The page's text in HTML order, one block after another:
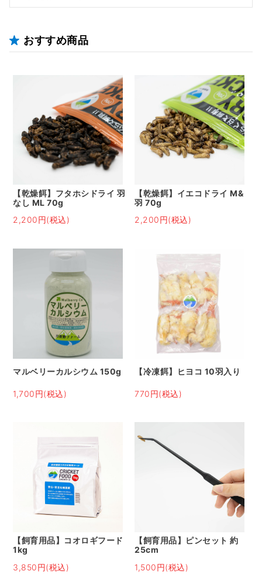
おすすめ商品
【乾燥餌】フタホシドライ 羽
なし ML 70g
2,200円(税込)
【乾燥餌】イエコドライ M&
羽 70g
2,200円(税込)
マルベリーカルシウム 150g
1,700円(税込)
【冷凍餌】ヒヨコ 10羽入り
770円(税込)
【飼育用品】コオロギフード
1kg
3,850円(税込)
【飼育用品】ピンセット 約
25cm
1,500円(税込)